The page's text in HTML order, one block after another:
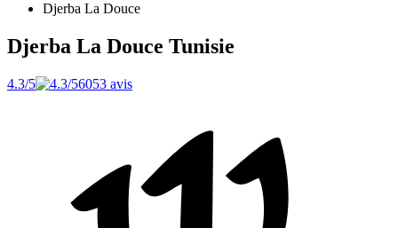
Djerba La Douce
Djerba La Douce Tunisie
4.3/5 6053 avis